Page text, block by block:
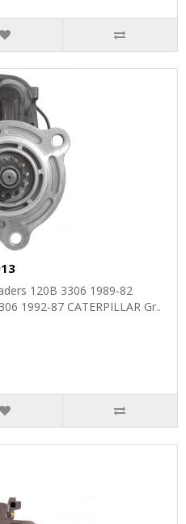
120B 3306 1989-82
1992-87 CATERPILLAR Gr..